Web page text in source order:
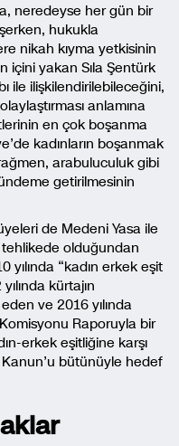
neredeyse her gün bir
hukukla
nikah kıyma yetkisinin
içini yakan Sıla Şentürk
ile ilişkilendirilebileceğini,
anlamına
en çok boşanma
kadınların boşanmak
arabuluculuk gibi
getirilmesinin
de Medeni Yasa ile
olduğundan
yılında “kadın erkek eşit
kürtajın
ve 2016 yılında
Komisyonu Raporuyla bir
erkek eşitliğine karşı
Kanun’u bütünüyle hedef